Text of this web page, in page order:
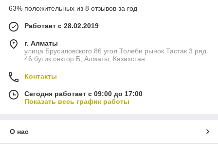
63% положительных из 8 отзывов за год
Работает с 28.02.2019
г. Алматы
улица Брусиловского 86 угол Толеби рынок Тастак 3 ряд
46 бутик сектор Б, Алматы, Казахстан
Контакты
Сегодня работает с 09:00 до 17:00
Показать весь график работы
О нас